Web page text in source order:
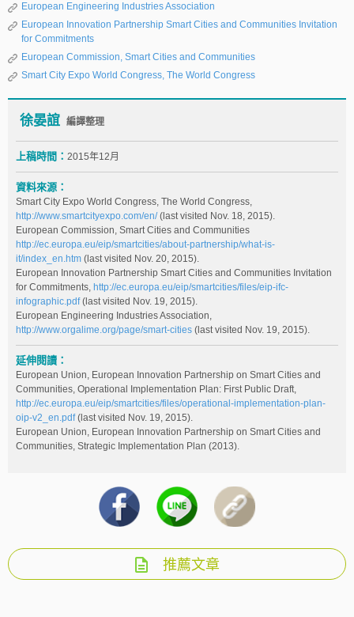
European Engineering Industries Association
European Innovation Partnership Smart Cities and Communities Invitation
for Commitments
European Commission, Smart Cities and Communities
Smart City Expo World Congress, The World Congress
徐晏誼 編譯整理
上稿時間： 2015年12月
資料來源：
Smart City Expo World Congress, The World Congress,
http://www.smartcityexpo.com/en/(last visited Nov. 18, 2015).
European Commission, Smart Cities and Communities
http://ec.europa.eu/eip/smartcities/about-partnership/what-is-
it/index_en.htm (last visited Nov. 20, 2015).
European Innovation Partnership Smart Cities and Communities Invitation
for Commitments, http://ec.europa.eu/eip/smartcities/files/eip-ifc-
infographic.pdf(last visited Nov. 19, 2015).
European Engineering Industries Association,
http://www.orgalime.org/page/smart-cities (last visited Nov. 19, 2015).
延伸閱讀：
European Union, European Innovation Partnership on Smart Cities and
Communities, Operational Implementation Plan: First Public Draft,
http://ec.europa.eu/eip/smartcities/files/operational-implementation-plan-
oip-v2_en.pdf(last visited Nov. 19, 2015).
European Union, European Innovation Partnership on Smart Cities and
Communities, Strategic Implementation Plan (2013).
推薦文章